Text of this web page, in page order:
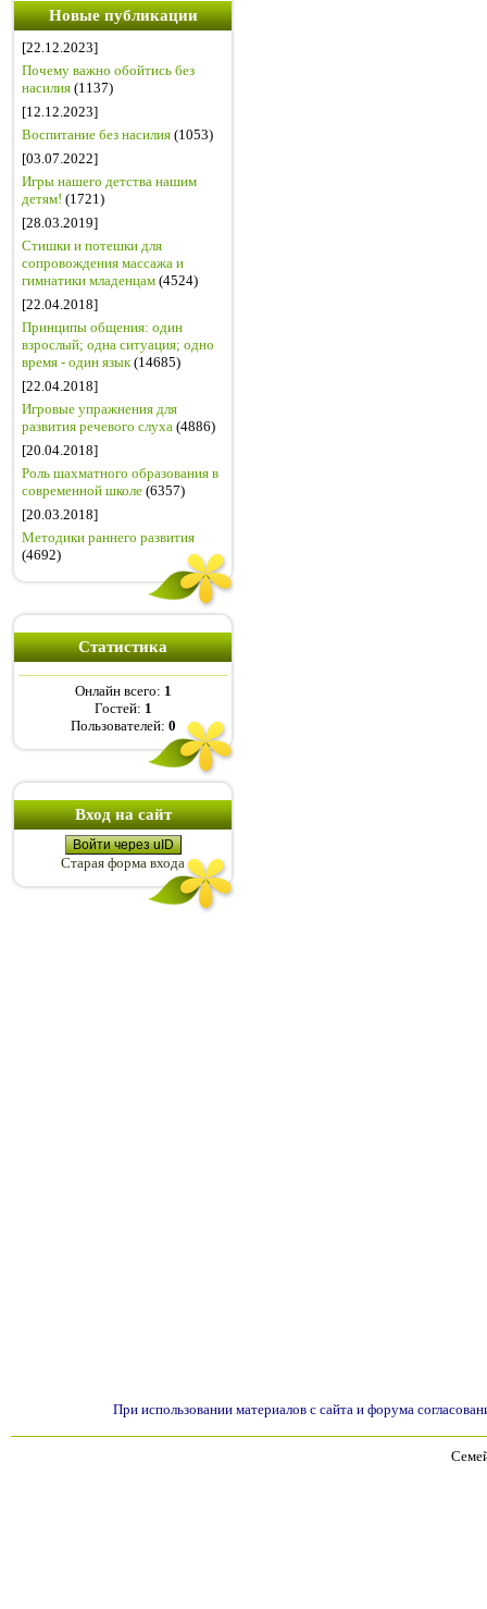
Новые публикации
[22.12.2023]
Почему важно обойтись без
насилия (1137)
[12.12.2023]
Воспитание без насилия (1053)
[03.07.2022]
Игры нашего детства нашим
детям! (1721)
[28.03.2019]
Стишки и потешки для
сопровождения массажа и
гимнатики младенцам (4524)
[22.04.2018]
Принципы общения: один
взрослый; одна ситуация; одно
время - один язык(14685)
[22.04.2018]
Игровые упражнения для
развития речевого слуха (4886)
[20.04.2018]
Роль шахматного образования в
современной школе (6357)
[20.03.2018]
Методики раннего развития
(4692)
Статистика
Онлайн всего: 1
Гостей: 1
Пользователей: 0
Вход на сайт
Войти через uID
Старая форма входа
При использовании материалов с сайта и форума